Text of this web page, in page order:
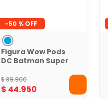
-50 %
Figura Wow Pods
DC Batman Super
Friends
$89.900
$ 44.950